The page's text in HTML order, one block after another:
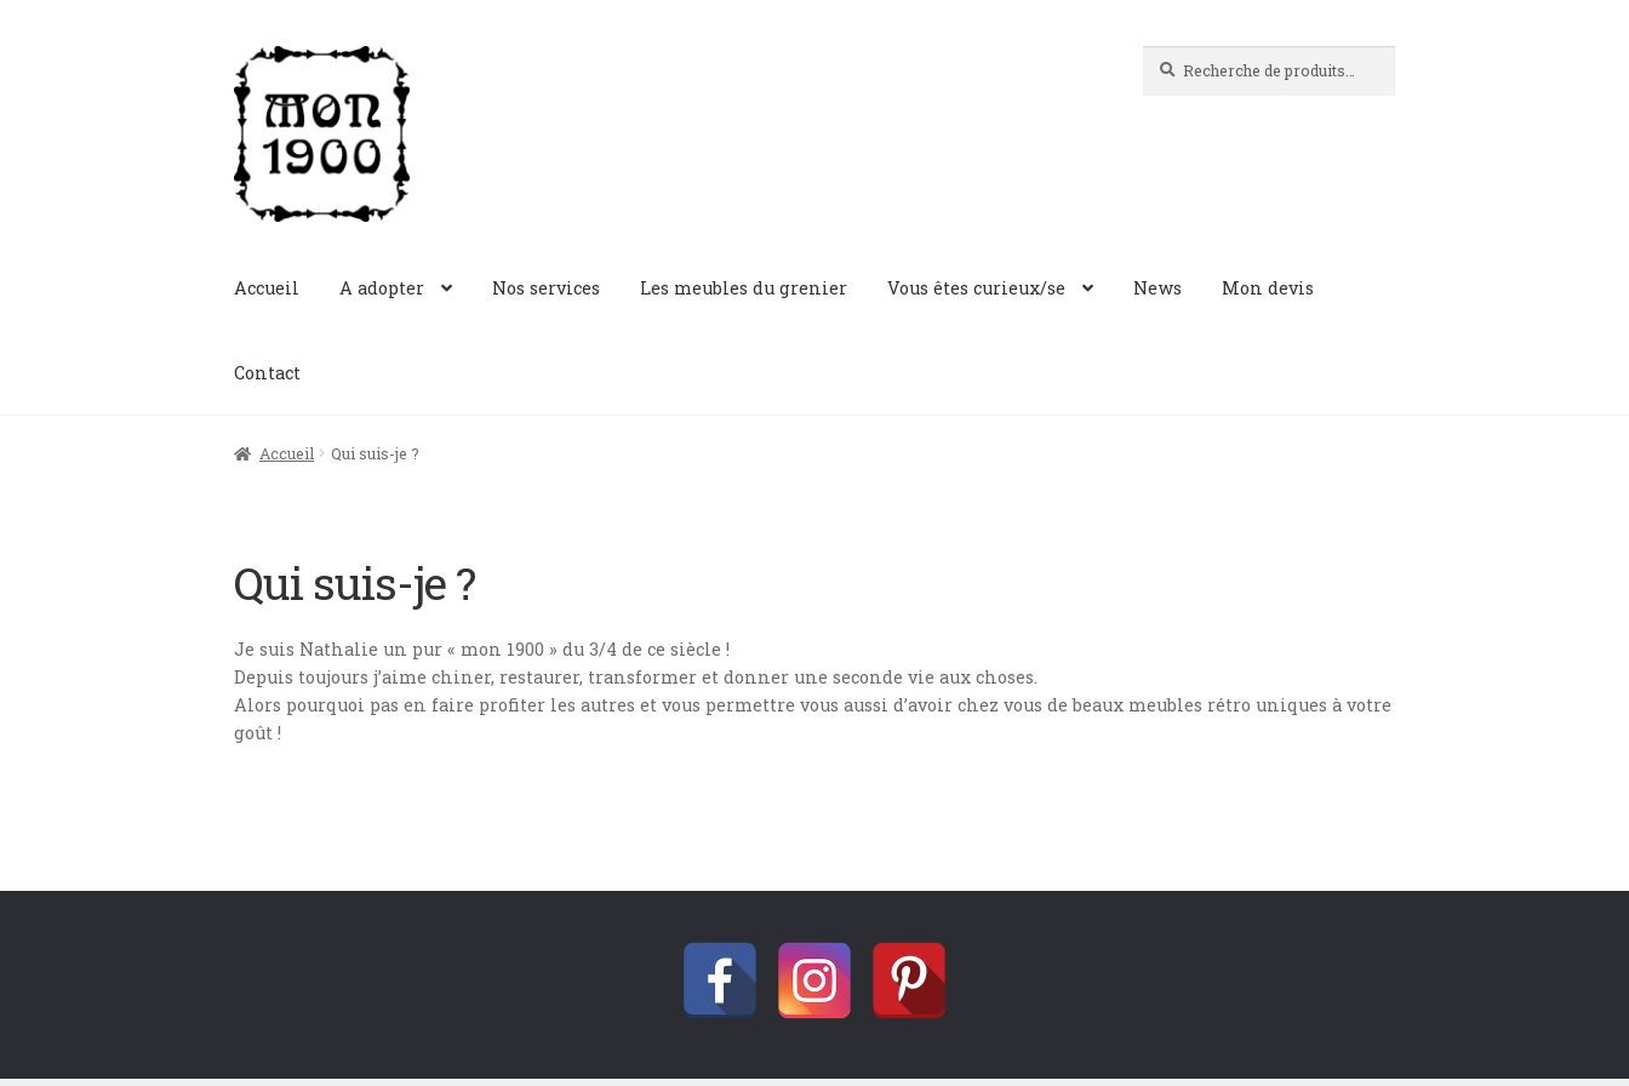
Aller
à
la
navigation
Aller
au
contenu
pour :
Accueil A adopter Nos services Les meubles du grenier Vous êtes curieux/se News Mon devis
Contact
Accueil Qui suis-je ?
Qui suis-je ?
Je suis Nathalie un pur « mon 1900 » du 3/4 de ce siècle !
Depuis toujours j’aime chiner, restaurer, transformer et donner une seconde vie aux choses.
Alors pourquoi pas en faire profiter les autres et vous permettre vous aussi d’avoir chez vous de beaux meubles rétro uniques à votre
goût !